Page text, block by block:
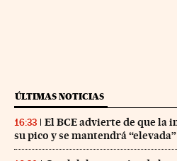
ÚLTIMAS NOTICIAS
16:33
El BCE advierte de que la
su pico y se mantendrá